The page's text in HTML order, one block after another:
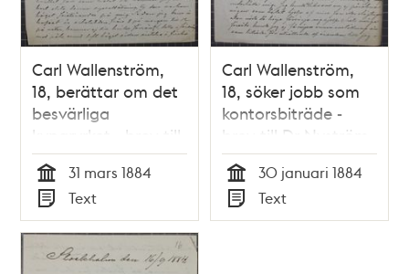
Carl Wallenström,
18, berättar om det
besvärliga
kyparyrket - brev till
Dr Nyström 1884
Tid
31 mars 1884
Typ
Text
Carl Wallenström,
18, söker jobb som
kontorsbiträde -
brev till Dr Nyström
1884
Tid
30 januari 1884
Typ
Text